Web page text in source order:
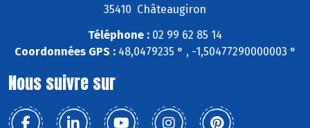
35410 Châteaugiron
Téléphone : 02 99 62 85 14
Coordonnées GPS :48,0479235 ° , -1,50477290000003 °
Nous suivre sur